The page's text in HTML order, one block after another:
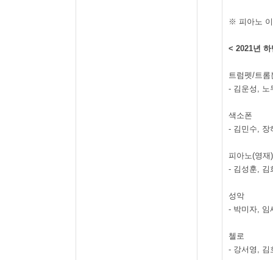
※ 피아노
< 2021년
트럼펫/트롬
- 김운성 , 노
색소폰
- 김민수, 장
피아노(영재)
- 김성훈, 김
성악
- 박미자, 임
첼로
- 강서영 , 김